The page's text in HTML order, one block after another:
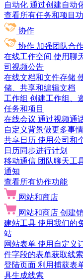
自动化 通过创建自动
查看所有任务和项目
协作
协作 加强团队合
在线工作空间 使用聊
司视频公告
在线文档和文件存储
储、共享和编辑文档
工作组 创建工作组、
任务和项目
在线会议 通过视频通
自定义背景做更多事情
共享日历 使用公司和
日历同步进行计划
移动通信 团队聊天工
通知
查看所有协作功能
网站和商店
网站和商店 创建
建站工具 使用我们的
站
网站表单 使用自定义
件字段的表单获取线索
登陆页面 利用捕获表
具生成线索